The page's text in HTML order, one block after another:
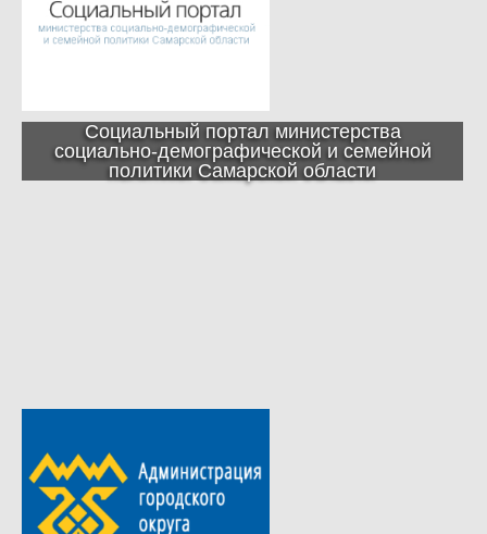
Социальный портал министерства
социально-демографической и семейной
политики Самарской области